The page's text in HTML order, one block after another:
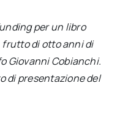
per un libro
frutto di otto anni di
Giovanni Cobianchi.
di presentazione del